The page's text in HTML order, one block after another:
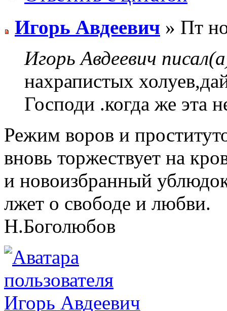
Игорь Авдеевич » Пт
Игорь Авдеевич
нахрапистых
Господи .когда же эта
Режим воров и
вновь торжествует на
и новоизбранный
лжет о свободе и любви.
Н.Боголюбов
Игорь Авдеевич